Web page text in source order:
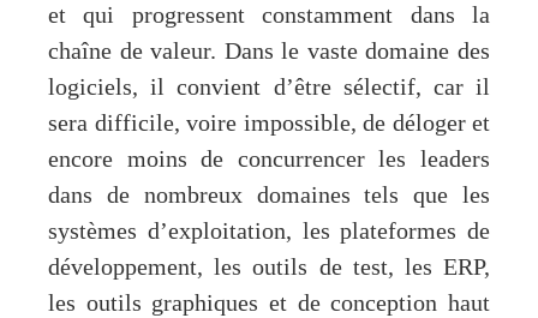
et qui progressent constamment dans la
chaîne de valeur. Dans le vaste domaine des
logiciels, il convient d’être sélectif, car il
sera difficile, voire impossible, de déloger et
encore moins de concurrencer les leaders
dans de nombreux domaines tels que les
systèmes d’exploitation, les plateformes de
développement, les outils de test, les ERP,
les outils graphiques et de conception haut